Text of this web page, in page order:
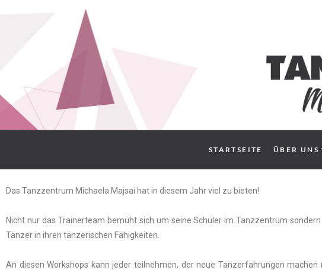
HERZLICH
STARTSEITE ÜBER UNS
Das Tanzzentrum Michaela Majsai hat in diesem Jahr viel zu bieten!
Nicht nur das Trainerteam bemüht sich um seine Schüler im Tanzzentrum
Tänzer in ihren tänzerischen Fähigkeiten.
An diesen Workshops kann jeder teilnehmen, der neue Tanzerfahrungen